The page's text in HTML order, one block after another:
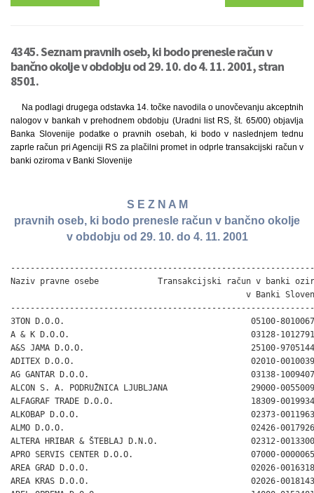
4345. Seznam pravnih oseb, ki bodo prenesle račun v
bančno okolje v obdobju od 29. 10. do 4. 11. 2001, stran
8501.
Na podlagi drugega odstavka 14. točke navodila o unovčevanju akceptnih
nalogov v bankah v prehodnem obdobju (Uradni list RS, št. 65/00) objavlja
Banka Slovenije podatke o pravnih osebah, ki bodo v naslednjem tednu
zaprle račun pri Agenciji RS za plačilni promet in odprle transakcijski račun v
banki oziroma v Banki Slovenije
S E Z N A M
pravnih oseb, ki bodo prenesle račun v bančno okolje
v obdobju od 29. 10. do 4. 11. 2001
-----------------------------------------------------------------
Naziv pravne osebe            Transakcijski račun v banki oziroma
                                                v Banki Slovenije
-----------------------------------------------------------------
3TON D.O.O.                                      05100-8010067234
A & K D.O.O.                                     03128-1012791054
A&S JAMA D.O.O.                                  25100-9705144165
ADITEX D.O.O.                                    02010-0010039563
AG GANTAR D.O.O.                                 03138-1009407592
ALCON S. A. PODRUŽNICA LJUBLJANA                 29000-0055009236
ALFAGRAF TRADE D.O.O.                            18309-0019934774
ALKOBAP D.O.O.                                   02373-0011963425
ALMO D.O.O.                                      02426-0017926716
ALTERA HRIBAR & ŠTEBLAJ D.N.O.                   02312-0013300164
APRO SERVIS CENTER D.O.O.                        07000-0000065856
AREA GRAD D.O.O.                                 02026-0016318268
AREA KRAS D.O.O.                                 02026-0018143420
AREL OPREMA D.O.O.                               14000-0153481533
ARIS D.O.O.                                      30000-0002721371
ARKO P. ZA INTELEK. STORITVE D.O.O.              02343-0018513171
ARS LONGA D.O.O.                                 02045-0018745150
ARTUS D.O.O. LJUBLJANA                           02010-0035422329
ASING TRADE D.O.O.                               03138-1010830388
ATC KANIN BOVEC D.O.O.                           14000-0509809287
ATENA D.O.O.                                     02018-0017182445
AUSTRO DIESEL D.O.O.                             33000-1264838863
AVA D.O.O. CELJE                                 06000-0061955848
AVTO ADLER LAMPREHT D.N.O.                       10100-0032408859
AVTO KLUB ELEKTRODEKLEVA                         05100-8010069465
AVTOHIŠA ZALAR D.O.O                             02046-0035828838
AVTOTRADE D.O.O. KRANJ                           02068-0012186823
AZUR D.O.O.                                      05100-8010068107
BELART                                           02053-0012697002
BELK D.O.O.                                      02312-0018661839
BELPLAST D.O.O.                                  03103-1002135277
BENI EXPORT IMPORT                               02053-0010048029
BILEX COMMERCE D.O.O.                            02024-0035351027
BINONI D.O.O.                                    05100-8010070629
BODO D.O.O.                                      02053-0019468378
BOJLES D.O.O.                                    02085-0035038317
BONEX ZALOŽBA D.O.O.                             05100-8010068495
BOŠNJAŠKA KUL. ZVEZA SLOVENIJE                   02083-0090659476
BREZA COMMERCE D.O.O                             03128-1006400403
BROTLAIB D.O.O.                                  03123-1087238993
CALETA D.O.O                                     02373-0015487338
CENTRA TRGOVINA D.O.O.                           03134-1012800557
CETRA D.O.O.                                     07000-0000112707
CLIMACO D.O.O.                                   04515-0000349902
COLONIA D.O.O.                                   04515-0000347574
COME 2 FILM D.O.O.                               02056-0018146218
CONPHIS D.O.O.                                   02021-0016976852
CONTRACO D.O.O.                                  30000-0002379931
COSTAFERROVIARIA D.O.O.                          04515-0000224966
CRYSTALNOVA D.O.O.                               02312-0035540227
ČISTOČA GRAL D.O.O.                              18309-0050975356
ČISTOČA TRADING D.O.O.                           18309-0013718529
D.A.R.G. D.O.O.                                  05100-8010071211
DABO TRADE D.O.O. ŽIRI                           07000-0000112028
DANCE D.O.O.                                     02045-0017726456
DANES D.O.O.                                     10100-0032426416
DARUNA KAMNIK D.O.O.                             02312-0014366970
DELOR D.O.O. LJUBLJANA                           02010-0089582279
DIRA-T D.O.O.                                    02021-0019074574
DIVERT D.O.O.                                    10100-0032425640
DPD SVOBODA                                      04430-0000348344
DR. GLASBENIK. IN LJUBITELJEV GLASBE             04752-0000346243
DRU. PRIJETELJEV MLADINE KRIŽANKE                02083-0051792546
DRU. SLO.-POLJSKEGA PRIJATELJSTVA                02053-0051871228
DRUŠTVO CAFÉ TEATER                              02083-0018897421
DRUŠTVO CONSORTIUM MUSICUM                       02014-0016177915
DRUŠTVO GODBENIKOV ETA CERKNO                    04752-0000340811
DRUŠTVO KOMORNI MOŠKI ZBOR PTUJ                  04202-0000348749
DRUŠTVO REJCEV DROBNICE GORIŠKE IN VIPAVSKE      14000-0598243023
DRUŠTVO UPOKOJENCEV PETROVČE                     06000-0045755878
DRUŠTVO VINOGRADNIKOV MARIBOR                    04515-0000349320
EDAK PLAHUTA & CO. D.N.O.                        03103-1012817790
EKAMANT D.O.O.                                   14000-0582095239
ELBA-AVTO D.O.O.                                 17000-0000010319
ELBEKO D.O.O.                                    03179-1006540397
ELEKTROTEHNIŠKO DRUŠTVO SLOV. GRADEC             03175-1004254594
ELMI ČRNOMELJ, D.O.O.                            02430-0016082065
ELRAD ANTENE D.O.O. V STEČAJU                    02341-0018360591
ELRAD D.D. V STEČAJU                             02341-0016653197
ELRAD ELEKTRONIKA D.D. V STEČAJU                 02341-0017868704
ELRAD ORODJA D.O.O. V STEČAJU                    02341-0016088269
ELTRON K.D.                                      02019-0017044656
ERGRE D.O.O.                                     04515-0000339814
ETOL-TRADE D.O.O. CELJE                          06000-0114178320
EUROPARTNER 1 D.O.O.                             03135-1012343250
EURORASTER D.O.O.                                26338-0050262708
EURO-ZOOM D.O.O.                                 33000-3180957075
EVA VRT. TEH. TRGOVINA S.P.                      26338-0012304959
FARMAR.D.O.O.                                    02010-0018104143
FERROMET D.O.O. LJUBLJANA                        19100-0010034510
FIN 2000 D.O.O.                                  03103-1061080819
FINTRON D.O.O. V STEČAJU                         02053-0013211878
FJF ŠKRILEC TRG. IN ST. PODJ. D.O.O.             02340-0014972624
FONIO D.O.O.                                     04870-0000350161
FRINOX FRATNIK D.O.O.                            04753-0000347067
GASILSKA ZVEZA KOMENDA                           03103-1012818178
GASTRO D.O.O.                                    05100-8000080793
GASTRONOMA D.O.O.                                03178-1012030840
GEMA-JUR D.O.O.                                  10100-0032424961
GES DERLINK D.O.O.                               03128-1007112577
GIK D.O.O. OBROV                                 10100-0032423506
GIMONDO D.O.O.                                   02426-0011018085
GISTEL D.O.O.                                    10100-0032425252
GO PARTNER D.O.O.                                05100-8010071114
GO-PRES TRADE D.O.O.                             18300-0015566626
GORENJSKA OBTRNA ZADRUGA ZOO                     03126-1003002494
GRADFINAL D.O.O. ŽABČE                           04753-0000347164
GROBOVŠEK D.O.O.                                 03126-1008793394
HAMMAX TRADING LTD PODR. LJUBLJANA               27000-0000079524
HD D.O.O.                                        05100-8000069929
HERMI RAUTER IN OSTALI D.N.O.                    05100-8010070144
HI COM GROUP D.O.O.                              10100-0032402166
HIŠA MAVSAR D.O.O.                               02083-0013631679
HOČEVAR-CAJNAR K.D.                              02312-0052510862
HOMAN D.O.O.                                     18309-0013194147
HOPA HOJS & DRUŽABNIK K.D.                       3134-1012510818
HUMKO D.O.O.                                     03139-1008783445
IGD TOVARNE NOGAVIC POLZELA                      06000-0008375570
IGNIS D.O.O.                                     18309-0017403074
IMAGE D.O.O.                                     10100-0032393727
IMAS D.O.O.                                      03179-1006352993
IMPULS D.O.O.                                    18309-0020108404
INFOPANJ D.O.O.                                  27000-0000198446
INŠITUT ZA OBNOVLJIVE VIRE ENERGIJE, KRANJ       05100-8010071308
INTERM D.O.O.                                    18309-0019386433
INTERMETAL - PROIZV. STROJEV                     02430-0010651423
INTRADOS D.O.O.                                  02011-0011789685
INVENTURA D.O.O.                                 27000-0000188164
ISKRA ASING D.O.O.                               04750-0000349736
ISKRA SSD D.O.O.                                 25100-9708595134
IZLETNIK CELJE, D.D.                             06000-0026894131
IZO-COMMERCE D.O.O.                              10100-0032409441
J. NOSE TEXIT D.O.O.                             05100-8000038210
KARIS D.O.O. RADOVLJICA                          07000-0000113095
KARKOL D.O.O.                                    02312-0013242934
KASEREI CHAMPIGNON HOFMEISTER D.O.O.             18309-0018328357
KEGLJAŠKI KLUB NOVA GORICA                       02241-0011705568
KERBER D.O.O.                                    02021-0011930912
KESTLER D.O.O.                                   02045-0010303531
KFM D.O.O.